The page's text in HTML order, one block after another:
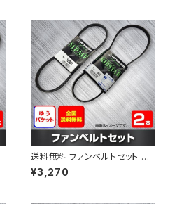
送料無料 ファンベルトセット 日
産 サニー 型式B15 H10.10～H
12.09 （国内トップメーカー） 2
¥3,270